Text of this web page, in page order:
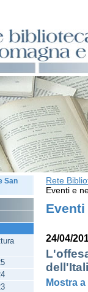
Rete
Eventi e
Eventi
24/04/
Mostra
San